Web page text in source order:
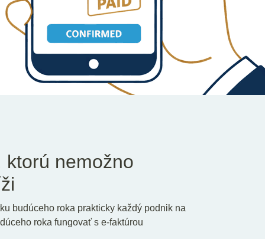
nemožno
budúceho roka prakticky každý podnik na
roka fungovať s e-faktúrou